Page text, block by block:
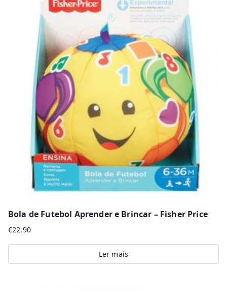
multiple
variants.
options
chosen
product
Bola de Futebol Aprender e Brincar – Fisher Price
€22.90
Ler mais